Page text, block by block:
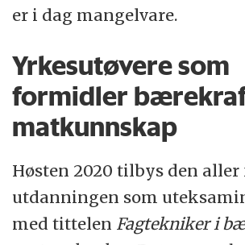
er i dag mangelvare.
Yrkesutøvere som
formidler
matkunnskap
Høsten 2020 tilbys den aller
utdanningen som
med tittelen Fagtekniker i